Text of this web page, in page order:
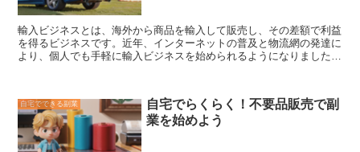
輸入ビジネスとは、海外から商品を輸入して販売し、その差額で利益
を得るビジネスです。近年、インターネットの普及と物流網の発達に
より、個人でも手軽に輸入ビジネスを始められるようになりました。
生、会社員など、さまざまな方が副業として輸入ビジネスに取り組ん
でいます。 輸入ビジネスのメリットは、以下の通りです。 *比較的
少ない資金で始めることができる*場所や時間にとらわれずに取り組
める*利益率が高い *商品を販売する販路が多い
自宅でできる副業
自宅でらくらく！不要品販売で副
業を始めよう